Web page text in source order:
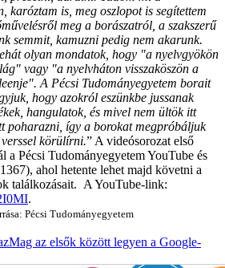
karóztam is, meg oszlopot is segítettem
meg a borászatról, a szakszerű
semmit, kamuzni pedig nem akarunk.
olyan mondatok, hogy "a nyelvgyökön
vagy "a nyelvháton visszaköszön a
A Pécsi Tudományegyetem borait
hogy azokról eszünkbe jussanak
hangulatok, és mivel nem ültök itt
poharazni, így a borokat megpróbáljuk
verssel körülírni.” A videósorozat első
a Pécsi Tudományegyetem YouTube és
ahol hetente lehet majd követni a
találkozásait. A YouTube-link:
.
Pécsi Tudományegyetem
az elsők között legyen a Google-